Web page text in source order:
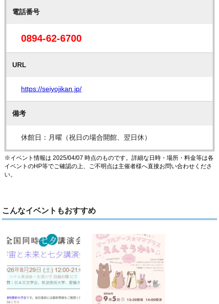
電話番号
0894-62-6700
URL
https://seiyojikan.jp/
備考
休館日：月曜（祝日の場合開館、翌日休）
※イベント情報は 2025/04/07 時点のものです。詳細な日時・場所・料金等は各
イベントのHP等でご確認の上、ご不明点は主催者様へ直接お問い合わせくださ
い。
こんなイベントもおすすめ